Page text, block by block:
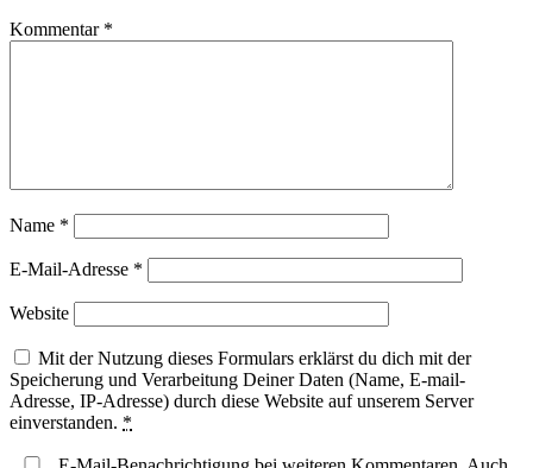
Kommentar *
Name *
E-Mail-Adresse *
Website
Mit der Nutzung dieses Formulars erklärst du dich mit der
Speicherung und Verarbeitung Deiner Daten (Name, E-mail-
Adresse, IP-Adresse) durch diese Website auf unserem Server
einverstanden. *